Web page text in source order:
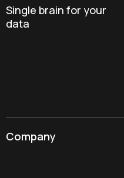
Single brain for your
data
Company